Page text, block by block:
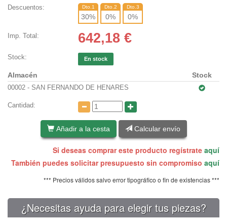
Descuentos: Dto.1
30%
Dto.2
0%
Dto.3
0%
Imp. Total: 642,18 €
Stock: En stock
Almacén Stock
00002 - SAN FERNANDO DE HENARES
Cantidad:
Añadir a la cesta Calcular envío
Si deseas comprar este producto regístrate aquí
También puedes solicitar presupuesto sin compromiso aquí
*** Precios válidos salvo error tipográfico o fin de existencias ***
¿Necesitas ayuda para elegir tus piezas?